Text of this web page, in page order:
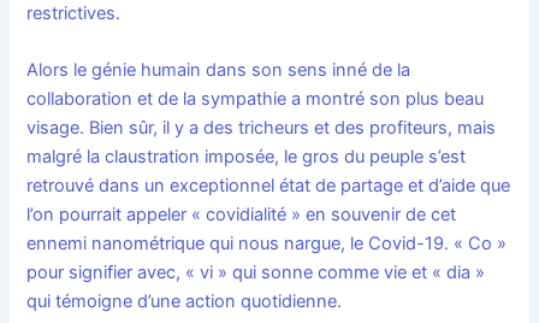
restrictives.
Alors le génie humain dans son sens inné de la
collaboration et de la sympathie a montré son plus beau
visage. Bien sûr, il y a des tricheurs et des profiteurs, mais
malgré la claustration imposée, le gros du peuple s’est
retrouvé dans un exceptionnel état de partage et d’aide que
l’on pourrait appeler « covidialité » en souvenir de cet
ennemi nanométrique qui nous nargue, le Covid-19. « Co »
pour signifier avec, « vi » qui sonne comme vie et « dia »
qui témoigne d’une action quotidienne.